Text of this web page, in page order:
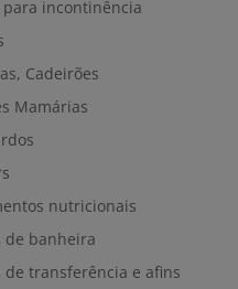
para incontinência
Cadeirões
Mamárias
nutricionais
de banheira
de transferência e afins